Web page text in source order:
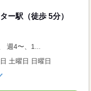
ー駅（徒歩 5分）
週4〜、1...
土曜日 日曜日